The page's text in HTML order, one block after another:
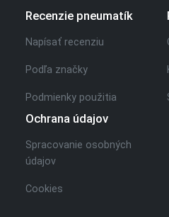
Recenzie pneumatík
Napísať recenziu
Podľa značky
Podmienky použitia
Ochrana údajov
Spracovanie osobných
údajov
Cookies